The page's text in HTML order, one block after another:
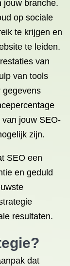
jouw branche.
op sociale
te krijgen en
te leiden.
van
van tools
gegevens
jouw SEO-
zijn.
SEO een
en geduld
resultaten.
dat